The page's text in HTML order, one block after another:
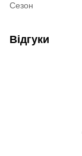
Сезон
Відгуки